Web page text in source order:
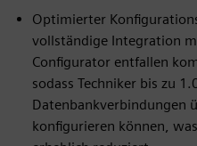
Optimierter
vollständige Integration
Configurator entfallen
sodass Techniker bis zu
Datenbankverbindungen
konfigurieren können,